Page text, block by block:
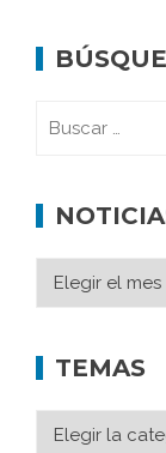
TEMAS